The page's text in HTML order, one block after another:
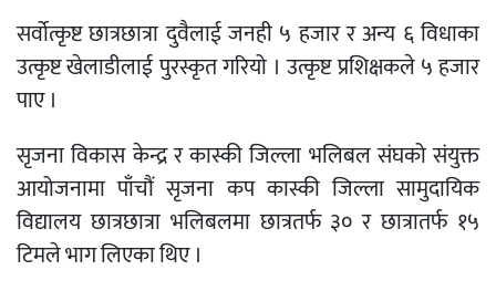
सर्वोत्कृष्ट छात्रछात्रा दुवैलाई जनही ५ हजार र अन्य ६ विधाका
उत्कृष्ट खेलाडीलाई पुरस्कृत गरियो । उत्कृष्ट प्रशिक्षकले ५ हजार
पाए ।
सृजना विकास केन्द्र र कास्की जिल्ला भलिबल संघको संयुक्त
आयोजनामा पाँचौं सृजना कप कास्की जिल्ला सामुदायिक
विद्यालय छात्रछात्रा भलिबलमा छात्रतर्फ ३० र छात्रातर्फ १५
टिमले भाग लिएका थिए ।